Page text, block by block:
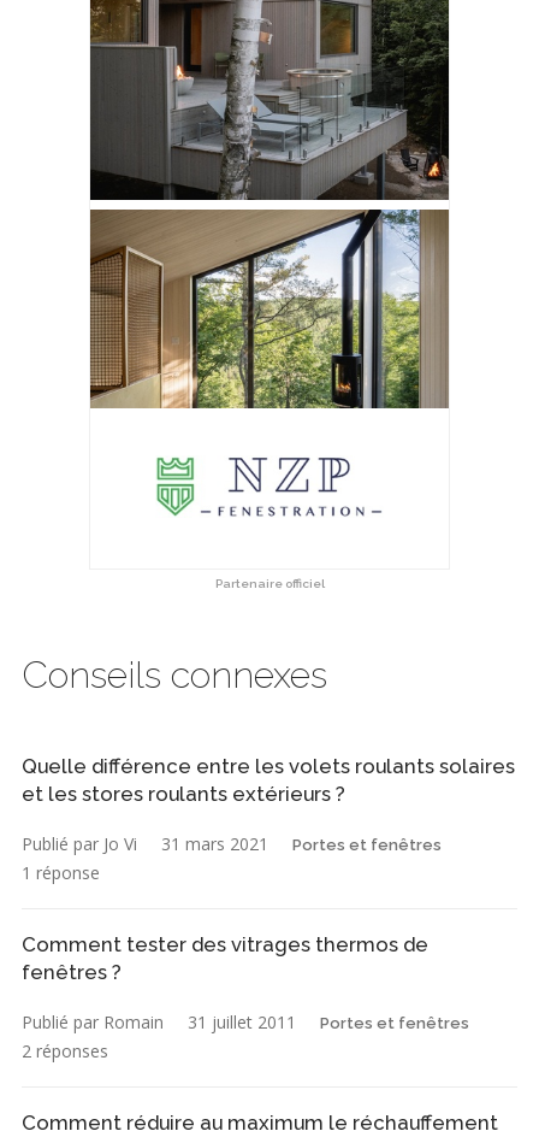
Partenaire officiel
Conseils connexes
Quelle différence entre les volets roulants solaires
et les stores roulants extérieurs ?
Publié par Jo Vi 31 mars 2021 Portes et fenêtres
1 réponse
Comment tester des vitrages thermos de
fenêtres ?
Publié par Romain 31 juillet 2011 Portes et fenêtres
2 réponses
Comment réduire au maximum le réchauffement